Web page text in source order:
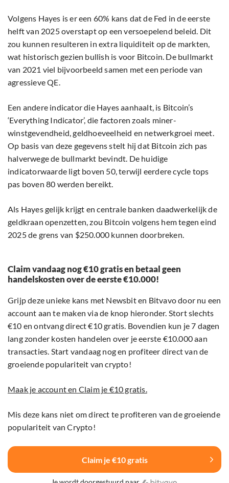
Volgens Hayes is er een 60% kans dat de Fed in de eerste
helft van 2025 overstapt op een versoepelend beleid. Dit
zou kunnen resulteren in extra liquiditeit op de markten,
wat historisch gezien bullish is voor Bitcoin. De bullmarkt
van 2021 viel bijvoorbeeld samen met een periode van
agressieve QE.
Een andere indicator die Hayes aanhaalt, is Bitcoin’s
‘Everything Indicator’, die factoren zoals miner-
winstgevendheid, geldhoeveelheid en netwerkgroei meet.
Op basis van deze gegevens stelt hij dat Bitcoin zich pas
halverwege de bullmarkt bevindt. De huidige
indicatorwaarde ligt boven 50, terwijl eerdere cycle tops
pas boven 80 werden bereikt.
Als Hayes gelijk krijgt en centrale banken daadwerkelijk de
geldkraan openzetten, zou Bitcoin volgens hem tegen eind
2025 de grens van $250.000 kunnen doorbreken.
Claim vandaag nog €10 gratis en betaal geen
handelskosten over de eerste €10.000!
Grijp deze unieke kans met Newsbit en Bitvavo door nu een
account aan te maken via de knop hieronder. Stort slechts
€10 en ontvang direct €10 gratis. Bovendien kun je 7 dagen
lang zonder kosten handelen over je eerste €10.000 aan
transacties. Start vandaag nog en profiteer direct van de
groeiende populariteit van crypto!
Maak je account en Claim je €10 gratis.
Mis deze kans niet om direct te profiteren van de groeiende
populariteit van Crypto!
Claim je €10 gratis